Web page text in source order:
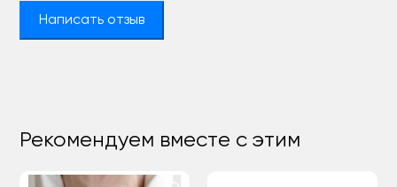
Написать отзыв
Рекомендуем вместе с этим